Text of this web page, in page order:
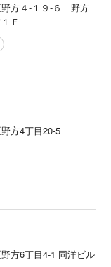
野方４-１９-６ 野方
Ｆ
方4丁目20-5
方6丁目4-1 同洋ビル